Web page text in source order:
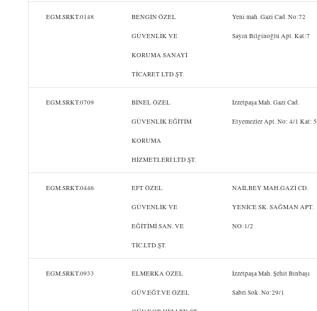
EGM.SRKT.0148 BENGİN ÖZEL
GÜVENLİK VE
KORUMA SANAYİ
TİCARET LTD.ŞT.
Yeni mah. Gazi Cad. No:72
Sayın Bilginoğlu Apt. Kat:7
EGM.SRKT.0709 BİNEL ÖZEL
GÜVENLİK EĞİTİM
KORUMA
HİZMETLERİ LTD.ŞT.
İzzetpaşa Mah. Gazi Cad.
Etyemezler Apt. No: 4/1 Kat: 5
EGM.SRKT.0446 EFT ÖZEL
GÜVENLİK VE
EĞİTİMİ SAN. VE
TİC.LTD.ŞT.
NAİLBEY MAH.GAZİ CD.
YENİCE SK. SAĞMAN APT.
NO:1/2
EGM.SRKT.0933 ELMERKA ÖZEL
GÜV.EĞT.VE ÖZEL
İzzetpaşa Mah. Şehit Binbaşı
Sabri Sok. No:29/1